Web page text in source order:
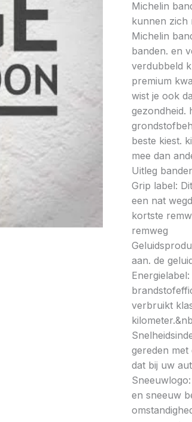
Michelin
kunnen zich
Michelin
banden. en
verdubbeld
premium
wist je ook
gezondheid.
beste kiest.
mee dan
Uitleg
Grip label:
een nat
kortste
remweg
aan. de
verbruikt
gereden
dat bij uw
en sneeuw